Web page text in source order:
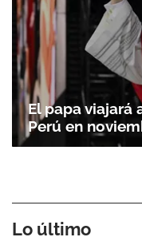
El papa viajará
Perú en
Lo último